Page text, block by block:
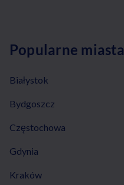
Popularne miasta
Białystok
Bydgoszcz
Częstochowa
Gdynia
Kraków